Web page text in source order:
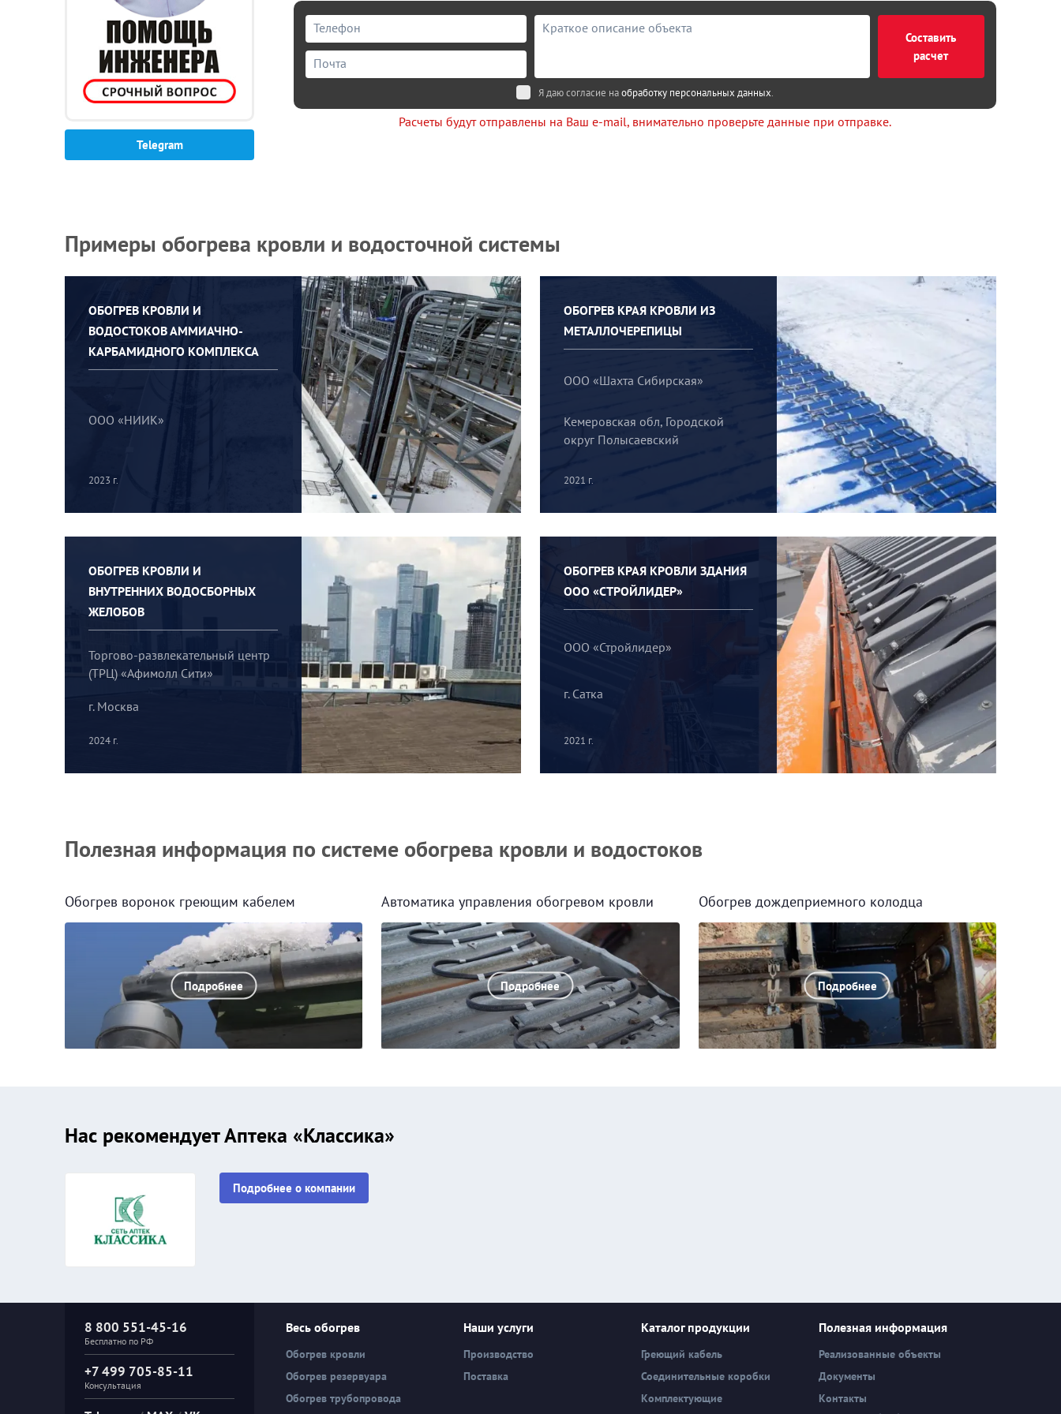
Telegram
Составить
расчет
Я даю согласие наобработку персональных данных.
Расчеты будут отправлены на Ваш e-mail, внимательно проверьте данные при отправке.
Примеры обогрева кровли и водосточной системы
ОБОГРЕВ КРОВЛИ И
ВОДОСТОКОВ АММИАЧНО-
КАРБАМИДНОГО КОМПЛЕКСА
ООО «НИИК»
2023 г.
ОБОГРЕВ КРАЯ КРОВЛИ ИЗ
МЕТАЛЛОЧЕРЕПИЦЫ
ООО «Шахта Сибирская»
Кемеровская обл, Городской
округ Полысаевский
2021 г.
ОБОГРЕВ КРОВЛИ И
ВНУТРЕННИХ ВОДОСБОРНЫХ
ЖЕЛОБОВ
Торгово-развлекательный центр
(ТРЦ) «Афимолл Сити»
г. Москва
2024 г.
ОБОГРЕВ КРАЯ КРОВЛИ ЗДАНИЯ
ООО «СТРОЙЛИДЕР»
ООО «Стройлидер»
г. Сатка
2021 г.
Полезная информация по системе обогрева кровли и водостоков
Обогрев воронок греющим кабелем
Подробнее
Автоматика управления обогревом кровли
Подробнее
Обогрев дождеприемного колодца
Подробнее
Нас рекомендует Аптека «Классика»
Подробнее о компании
8 800 551-45-16
Бесплатно по РФ
+7 499 705-85-11
Консультация
Весь обогрев
Обогрев кровли
Обогрев резервуара
Обогрев трубопровода
Наши услуги
Производство
Поставка
Каталог продукции
Греющий кабель
Соединительные коробки
Комплектующие
Полезная информация
Реализованные объекты
Документы
Контакты